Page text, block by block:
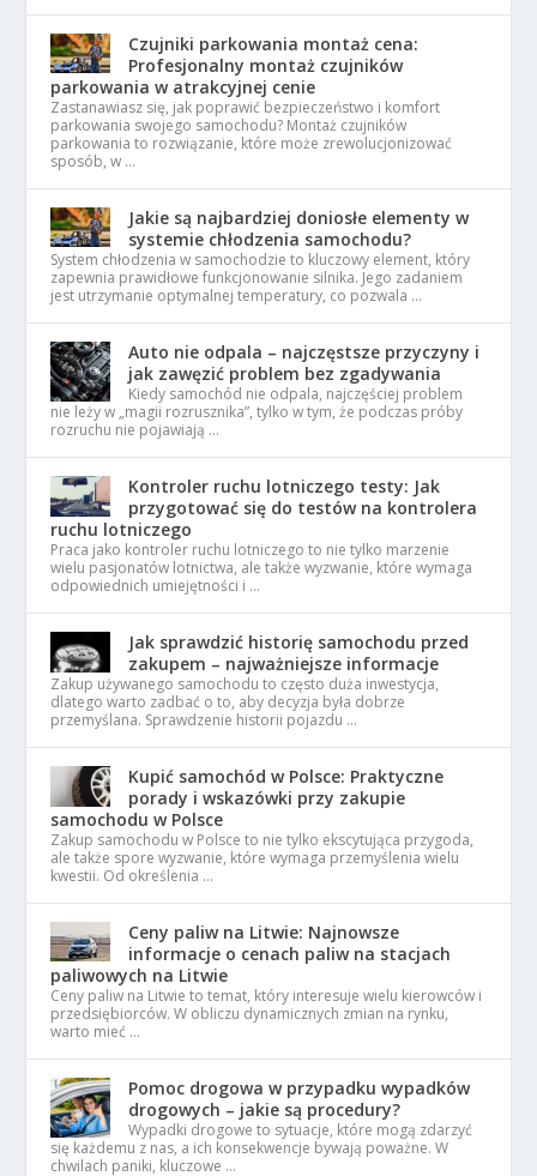
Czujniki parkowania montaż cena:
Profesjonalny montaż czujników
parkowania w atrakcyjnej cenie
Zastanawiasz się, jak poprawić bezpieczeństwo i komfort
parkowania swojego samochodu? Montaż czujników
parkowania to rozwiązanie, które może zrewolucjonizować
sposób, w …
Jakie są najbardziej doniosłe elementy w
systemie chłodzenia samochodu?
System chłodzenia w samochodzie to kluczowy element, który
zapewnia prawidłowe funkcjonowanie silnika. Jego zadaniem
jest utrzymanie optymalnej temperatury, co pozwala …
Auto nie odpala – najczęstsze przyczyny i
jak zawęzić problem bez zgadywania
Kiedy samochód nie odpala, najczęściej problem
nie leży w „magii rozrusznika”, tylko w tym, że podczas próby
rozruchu nie pojawiają …
Kontroler ruchu lotniczego testy: Jak
przygotować się do testów na kontrolera
ruchu lotniczego
Praca jako kontroler ruchu lotniczego to nie tylko marzenie
wielu pasjonatów lotnictwa, ale także wyzwanie, które wymaga
odpowiednich umiejętności i …
Jak sprawdzić historię samochodu przed
zakupem – najważniejsze informacje
Zakup używanego samochodu to często duża inwestycja,
dlatego warto zadbać o to, aby decyzja była dobrze
przemyślana. Sprawdzenie historii pojazdu …
Kupić samochód w Polsce: Praktyczne
porady i wskazówki przy zakupie
samochodu w Polsce
Zakup samochodu w Polsce to nie tylko ekscytująca przygoda,
ale także spore wyzwanie, które wymaga przemyślenia wielu
kwestii. Od określenia …
Ceny paliw na Litwie: Najnowsze
informacje o cenach paliw na stacjach
paliwowych na Litwie
Ceny paliw na Litwie to temat, który interesuje wielu kierowców i
przedsiębiorców. W obliczu dynamicznych zmian na rynku,
warto mieć …
Pomoc drogowa w przypadku wypadków
drogowych – jakie są procedury?
Wypadki drogowe to sytuacje, które mogą zdarzyć
się każdemu z nas, a ich konsekwencje bywają poważne. W
chwilach paniki, kluczowe …